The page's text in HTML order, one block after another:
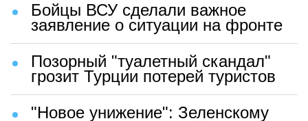
Бойцы ВСУ сделали важное
заявление о ситуации на фронте
Позорный "туалетный скандал"
грозит Турции потерей туристов
"Новое унижение": Зеленскому